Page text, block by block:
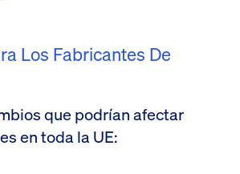
Los Fabricantes De
que podrían afectar
en toda la UE: